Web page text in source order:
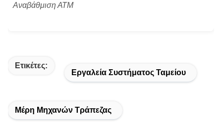
Αναβάθμιση ΑΤΜ
Ετικέτες:
Εργαλεία Συστήματος Ταμείου
Μέρη Μηχανών Τράπεζας